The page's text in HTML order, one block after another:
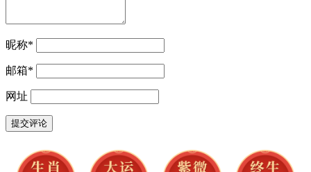
昵称*
邮箱*
网址